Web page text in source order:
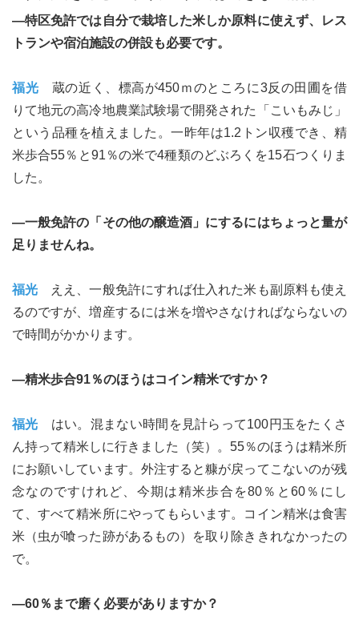
―特区免許では自分で栽培した米しか原料に使えず、レス
トランや宿泊施設の併設も必要です。
福光 蔵の近く、標高が450ｍのところに3反の田圃を借
りて地元の高冷地農業試験場で開発された「こいもみじ」
という品種を植えました。一昨年は1.2トン収穫でき、精
米歩合55％と91％の米で4種類のどぶろくを15石つくりま
した。
―一般免許の「その他の醸造酒」にするにはちょっと量が
足りませんね。
福光 ええ、一般免許にすれば仕入れた米も副原料も使え
るのですが、増産するには米を増やさなければならないの
で時間がかかります。
―精米歩合91％のほうはコイン精米ですか？
福光 はい。混まない時間を見計らって100円玉をたくさ
ん持って精米しに行きました（笑）。55％のほうは精米所
にお願いしています。外注すると糠が戻ってこないのが残
念なのですけれど、今期は精米歩合を80％と60％にし
て、すべて精米所にやってもらいます。コイン精米は食害
米（虫が喰った跡があるもの）を取り除ききれなかったの
で。
―60％まで磨く必要がありますか？